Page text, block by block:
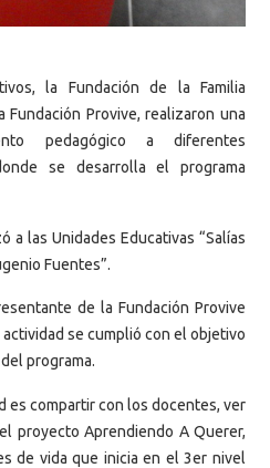
la Fundación de la Familia
Fundación Provive, realizaron una
pedagógico a diferentes
se desarrolla el programa
a las Unidades Educativas “Salías
Fuentes”.
de la Fundación Provive
se cumplió con el objetivo
programa.
es compartir con los docentes, ver
proyecto Aprendiendo A Querer,
de vida que inicia en el 3er nivel